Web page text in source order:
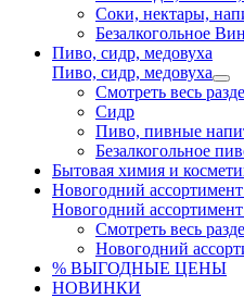
Соки, нектары,
Безалкогольное
Пиво, сидр, медовуха
Пиво, сидр, медовуха
Смотреть весь
Сидр
Пиво, пивные
Безалкогольное
Бытовая химия и
Новогодний
Новогодний
Смотреть весь
Новогодний
% ВЫГОДНЫЕ ЦЕНЫ
НОВИНКИ